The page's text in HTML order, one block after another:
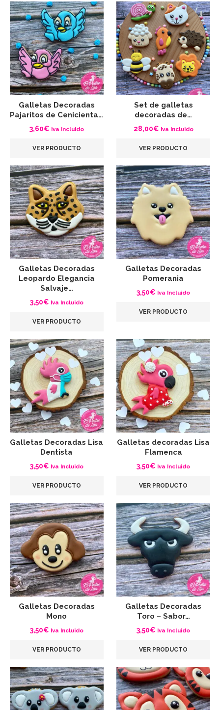
Galletas Decoradas
Pajaritos de Cenicienta…
3,60€ Iva Incluido
VER PRODUCTO
Set de galletas
decoradas de…
28,00€ Iva Incluido
VER PRODUCTO
Galletas Decoradas
Leopardo Elegancia
Salvaje…
3,50€ Iva Incluido
VER PRODUCTO
Galletas Decoradas
Pomerania
3,50€ Iva Incluido
VER PRODUCTO
Galletas Decoradas Lisa
Dentista
3,50€ Iva Incluido
VER PRODUCTO
Galletas decoradas Lisa
Flamenca
3,50€ Iva Incluido
VER PRODUCTO
Galletas Decoradas
Mono
3,50€ Iva Incluido
VER PRODUCTO
Galletas Decoradas
Toro – Sabor…
3,50€ Iva Incluido
VER PRODUCTO